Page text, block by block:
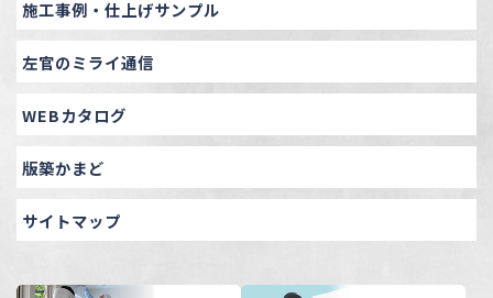
施工事例・仕上げサンプル
左官のミライ通信
WEBカタログ
版築かまど
サイトマップ